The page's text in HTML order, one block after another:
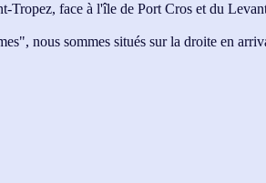
Tropez, face à l'île de Port Cros et du
nous sommes situés sur la droite en